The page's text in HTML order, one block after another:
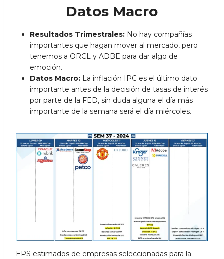
Datos Macro
Resultados Trimestrales: No hay compañías
importantes que hagan mover al mercado, pero
tenemos a ORCL y ADBE para dar algo de
emoción.
Datos Macro: La inflación IPC es el último dato
importante antes de la decisión de tasas de interés
por parte de la FED, sin duda alguna el día más
importante de la semana será el día miércoles.
EPS estimados de empresas seleccionadas para la